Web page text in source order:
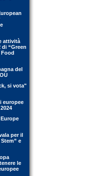
attività
di “Green
del
si vota"
europee
per il
e
le